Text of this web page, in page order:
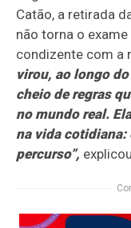
Catão, a retirada
não torna o
condizente com a
virou, ao longo
cheio de regras
no mundo real.
na vida
percurso”,